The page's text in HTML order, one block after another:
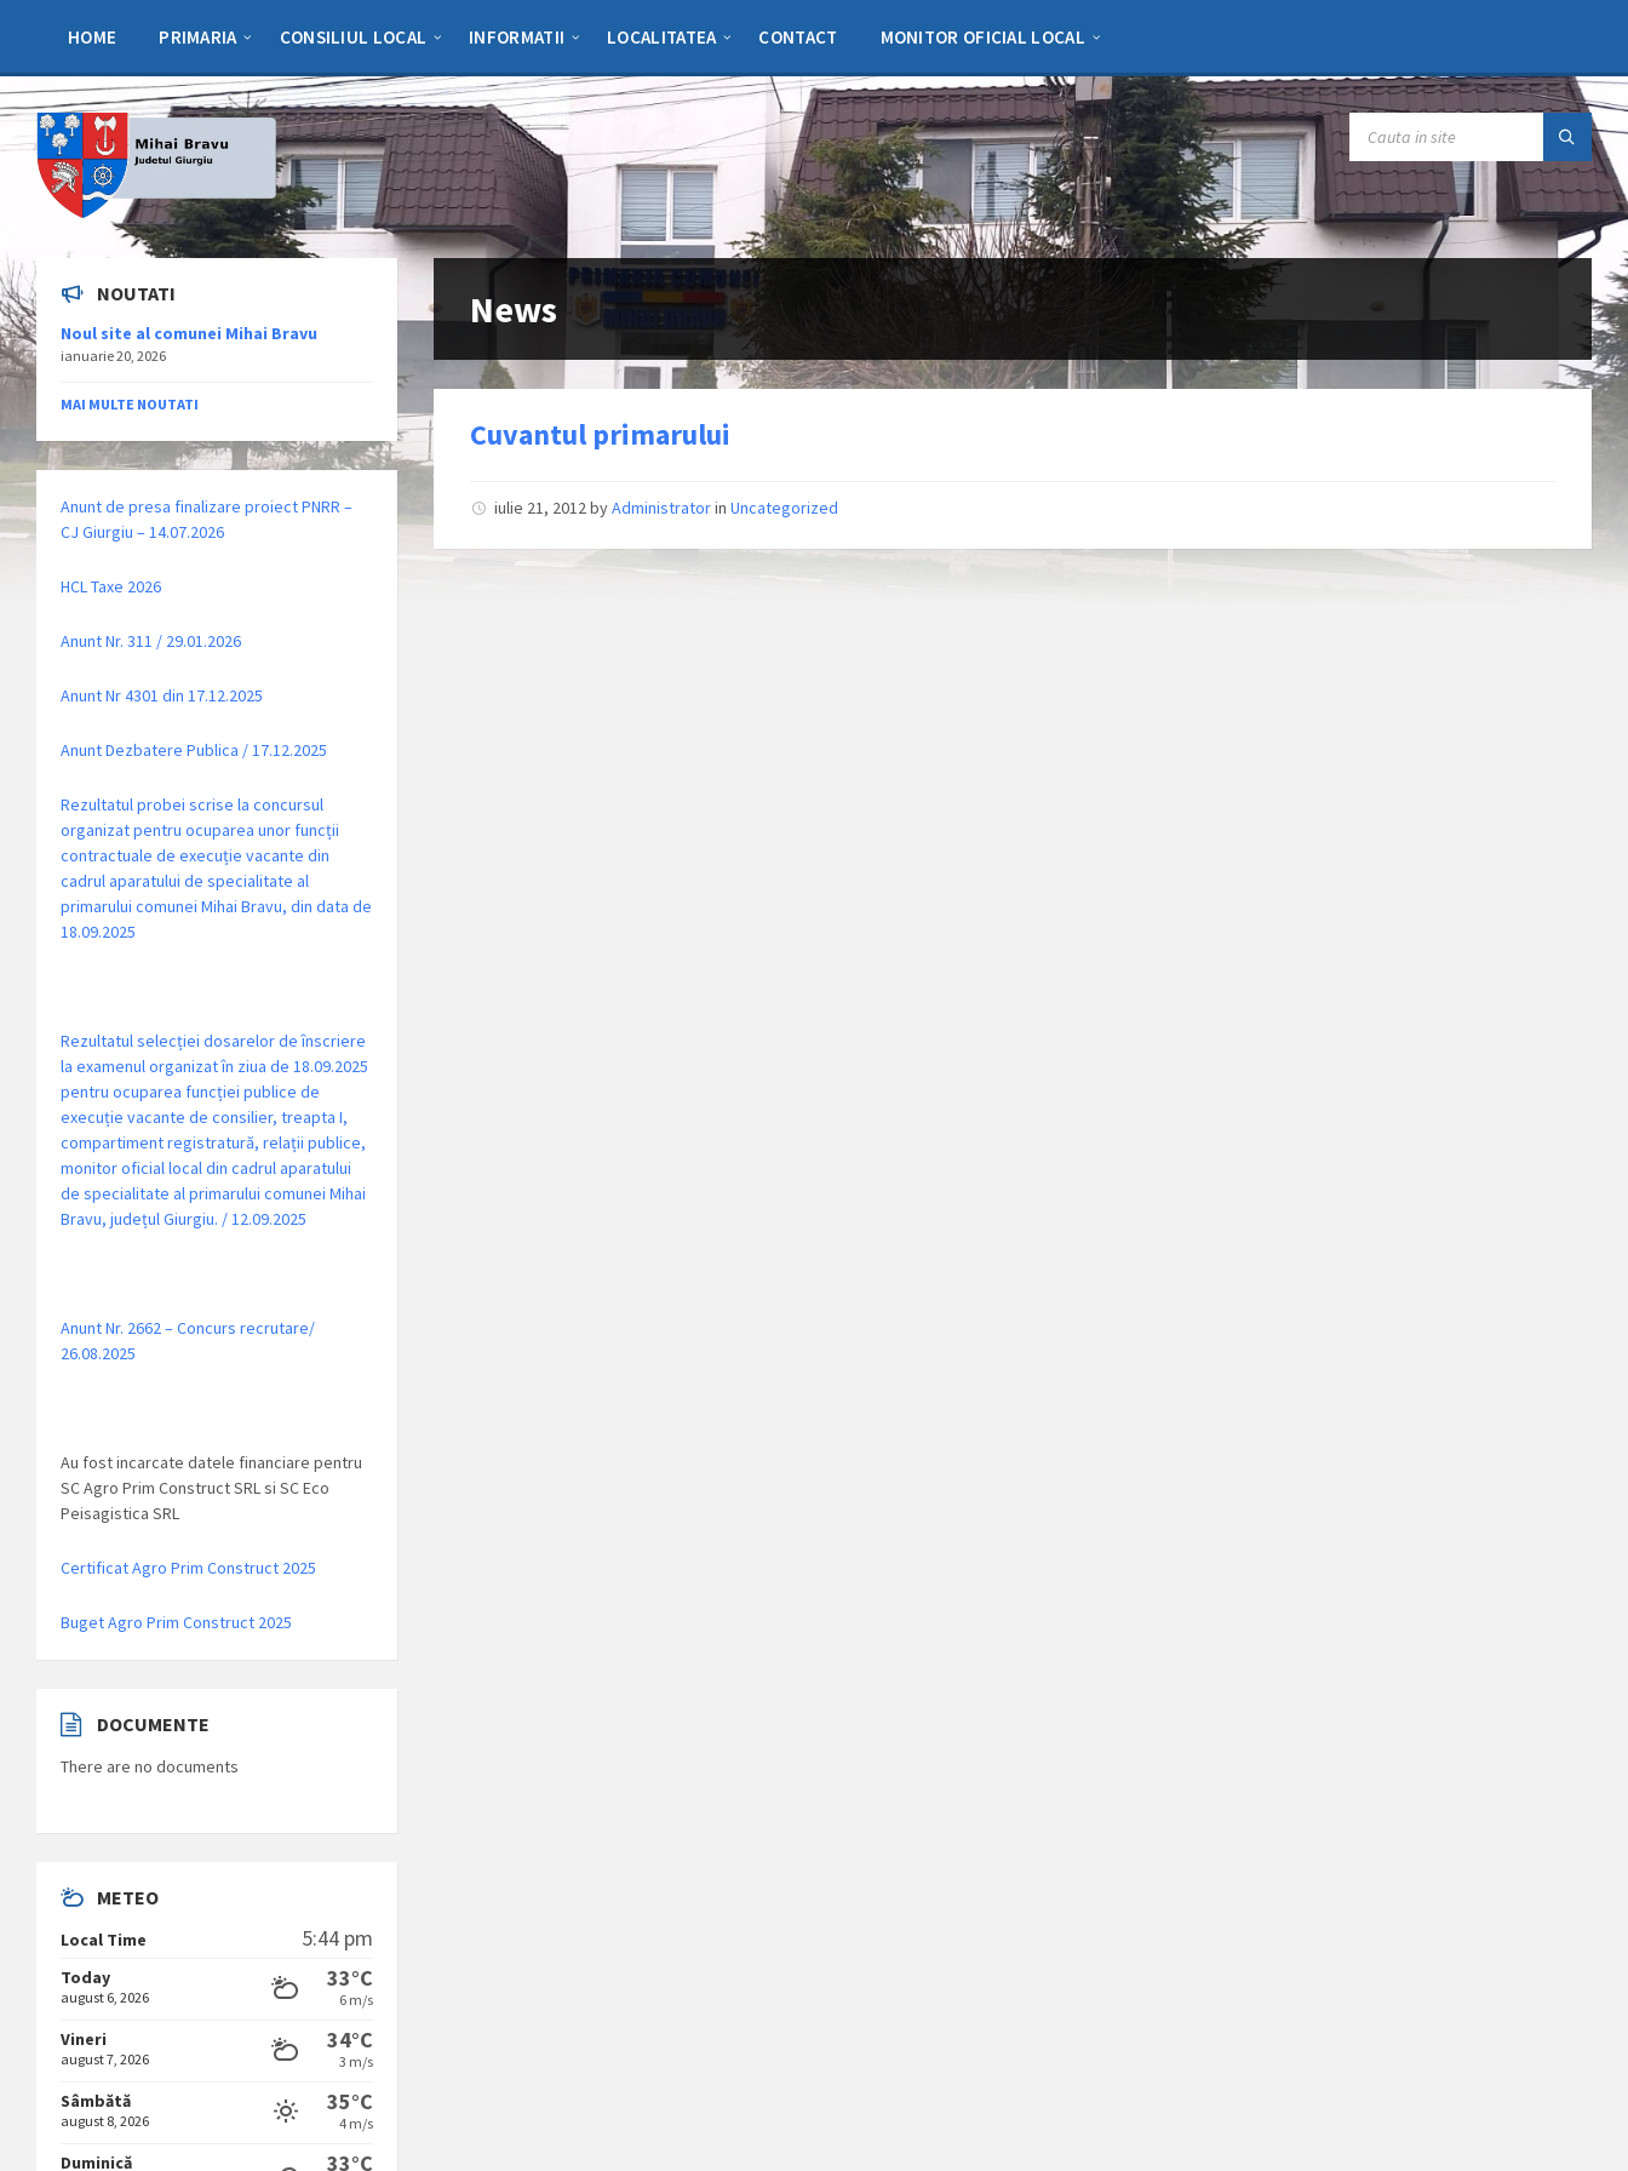
sidebar
HOME PRIMARIA CONSILIUL LOCAL INFORMATII LOCALITATEA CONTACT MONITOR OFICIAL LOCAL
News
Cuvantul primarului
iulie 21, 2012byAdministratorinUncategorized
NOUTATI
Noul site al comunei Mihai Bravu
ianuarie 20, 2026
MAI MULTE NOUTATI
Anunt de presa finalizare proiect PNRR –
CJ Giurgiu – 14.07.2026
HCL Taxe 2026
Anunt Nr. 311 / 29.01.2026
Anunt Nr 4301 din 17.12.2025
Anunt Dezbatere Publica / 17.12.2025
Rezultatul probei scrise la concursul
organizat pentru ocuparea unor funcții
contractuale de execuție vacante din
cadrul aparatului de specialitate al
primarului comunei Mihai Bravu, din data de
18.09.2025
Rezultatul selecției dosarelor de înscriere
la examenul organizat în ziua de 18.09.2025
pentru ocuparea funcției publice de
execuție vacante de consilier, treapta I,
compartiment registratură, relații publice,
monitor oficial local din cadrul aparatului
de specialitate al primarului comunei Mihai
Bravu, județul Giurgiu. / 12.09.2025
Anunt Nr. 2662 – Concurs recrutare/
26.08.2025
Au fost incarcate datele financiare pentru
SC Agro Prim Construct SRL si SC Eco
Peisagistica SRL
Certificat Agro Prim Construct 2025
Buget Agro Prim Construct 2025
DOCUMENTE
There are no documents
METEO
Local Time 5:44 pm
Today
august 6, 2026
33°C
6 m/s
Vineri
august 7, 2026
34°C
3 m/s
Sâmbătă
august 8, 2026
35°C
4 m/s
Duminică 33°C